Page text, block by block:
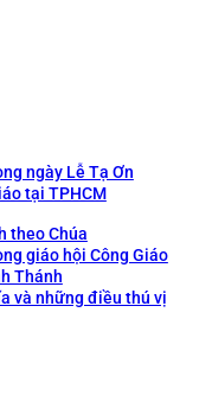
ngày Lễ Tạ Ơn
tại TPHCM
theo Chúa
giáo hội Công Giáo
Thánh
và những điều thú vị